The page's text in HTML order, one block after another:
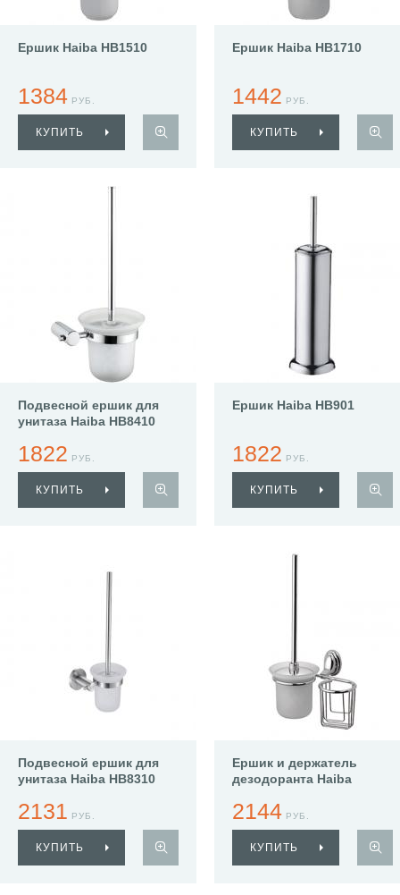
Ершик Haiba HB1510
1384 РУБ.
КУПИТЬ
Ершик Haiba HB1710
1442 РУБ.
КУПИТЬ
Подвесной ершик для
унитаза Haiba HB8410
1822 РУБ.
КУПИТЬ
Ершик Haiba HB901
1822 РУБ.
КУПИТЬ
Подвесной ершик для
унитаза Haiba HB8310
2131 РУБ.
КУПИТЬ
Ершик и держатель
дезодоранта Haiba
2144 РУБ.
КУПИТЬ